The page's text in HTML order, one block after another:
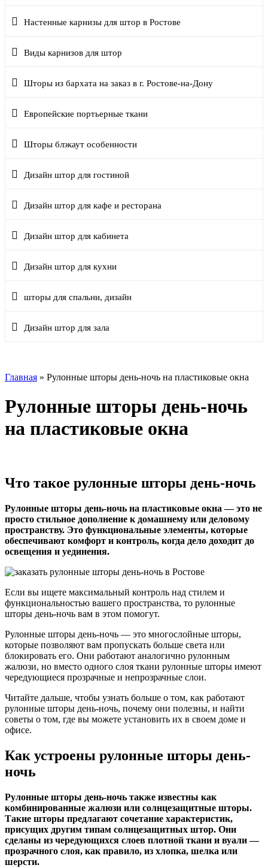
Настенные карнизы для штор в Ростове
Виды карнизов для штор
Шторы из бархата на заказ в г. Ростове-на-Дону
Европейские портьерные ткани
Шторы блэкаут особенности
Дизайн штор для гостиной
Дизайн штор для кафе и ресторана
Дизайн штор для кабинета
Дизайн штор для кухни
шторы для спальни, дизайн
Дизайн штор для зала
Главная » Рулонные шторы день-ночь на пластиковые окна
Рулонные шторы день-ночь
на пластиковые окна
Что такое рулонные шторы день-ночь
Рулонные шторы день-ночь на пластиковые окна — это не
просто стильное дополнение к домашнему или деловому
пространству. Это функциональные элементы, которые
обеспечивают комфорт и контроль, когда дело доходит до
освещения и уединения.
Если вы ищете максимальный контроль над стилем и
функциональностью вашего пространства, то рулонные
шторы день-ночь вам в этом помогут.
Рулонные шторы день-ночь — это многослойные шторы,
которые позволяют вам пропускать больше света или
блокировать его. Они работают аналогично рулонным
жалюзи, но вместо одного слоя ткани рулонные шторы имеют
чередующиеся прозрачные и непрозрачные слои.
Читайте дальше, чтобы узнать больше о том, как работают
рулонные шторы день-ночь, почему они полезны, и найти
советы о том, где вы можете установить их в своем доме и
офисе.
Как устроены рулонные шторы день-
ночь
Рулонные шторы день-ночь также известны как
комбинированные жалюзи или солнцезащитные шторы.
Такие шторы предлагают сочетание характеристик,
присущих другим типам солнцезащитных штор. Они
сделаны из чередующихся слоев плотной ткани и вуали —
прозрачного слоя, как правило, из хлопка, шелка или
шерсти.